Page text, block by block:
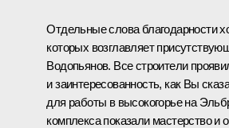
Отдельные слова благодарности
которых возглавляет
Водопьянов. Все строители
и заинтересованность, как Вы
для работы в высокогорье на
комплекса показали мастерство и